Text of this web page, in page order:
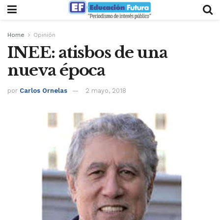
Home Opinión
INEE: atisbos de una
nueva época
por Carlos Ornelas 2 mayo, 2018